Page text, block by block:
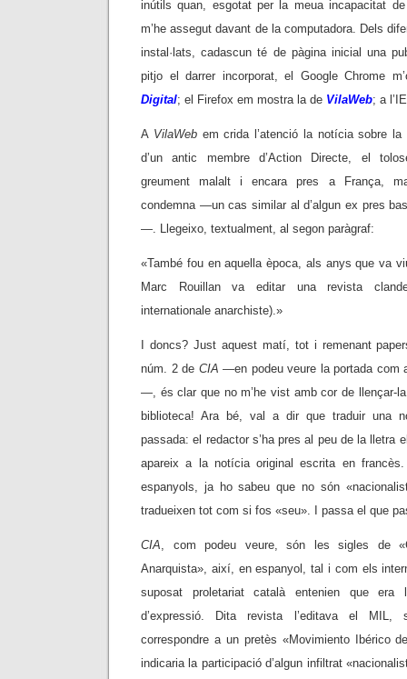
inútils quan, esgotat per la meua incapacitat
m’he assegut davant de la computadora. Dels
instal·lats, cadascun té de pàgina inicial una
pitjo el darrer incorporat, el Google Chrome
Digital; el Firefox em mostra la de VilaWeb; a
A VilaWebem crida l’atenció la notícia sobre
d’un antic membre d’Action Directe, el
greument malalt i encara pres a França,
condemna —un cas similar al d’algun ex pres
—. Llegeixo, textualment, al segon paràgraf:
«També fou en aquella època, als anys que va
Marc Rouillan va editar una revista
internationale anarchiste).»
I doncs? Just aquest matí, tot i remenant
núm. 2 de CIA —en podeu veure la portada com
—, és clar que no m’he vist amb cor de llençar-
biblioteca! Ara bé, val a dir que traduir una
passada: el redactor s’ha pres al peu de la lletra
apareix a la notícia original escrita en
espanyols, ja ho sabeu que no són
tradueixen tot com si fos «seu». I passa el que
CIA, com podeu veure, són les sigles de
Anarquista», així, en espanyol, tal i com els
suposat proletariat català entenien que era
d’expressió. Dita revista l’editava el MIL,
correspondre a un pretès «Movimiento Ibérico
indicaria la participació d’algun infiltrat